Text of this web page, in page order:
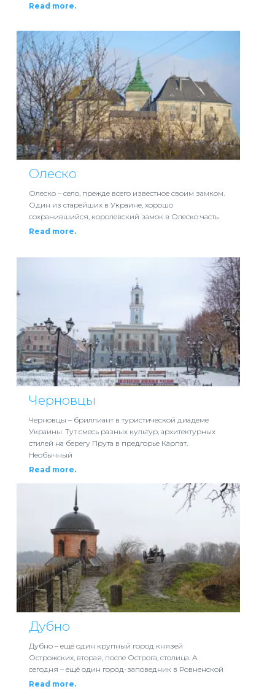
Read more.
Олеско
Олеско – село, прежде всего известное своим замком.
Один из старейших в Украине, хорошо
сохранившийся, королевский замок в Олеско часть
Read more.
Черновцы
Черновцы – бриллиант в туристической диадеме
Украины. Тут смесь разных культур, архитектурных
стилей на берегу Прута в предгорье Карпат.
Необычный
Read more.
Дубно
Дубно – ещё один крупный город князей
Острожских, вторая, после Острога, столица. А
сегодня – ещё один город-заповедник в Ровненской
Read more.